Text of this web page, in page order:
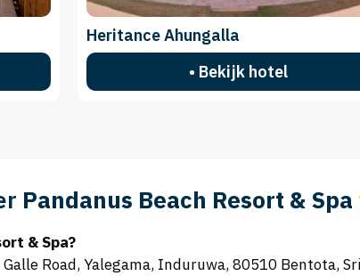
Heritance Ahungalla
• Bekijk hotel
Pandanus Beach Resort & Spa
& Spa?
Road, Yalegama, Induruwa, 80510 Bentota,